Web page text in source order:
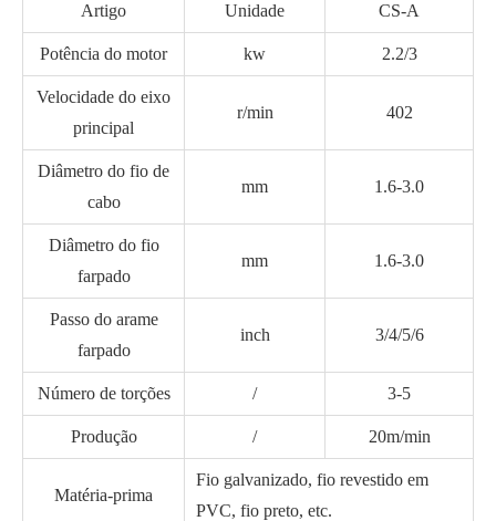
Artigo Unidade CS-A
Potência do motor kw 2.2/3
Velocidade do eixo
principal
r/min 402
Diâmetro do fio de
cabo
mm 1.6-3.0
Diâmetro do fio
farpado
mm 1.6-3.0
Passo do arame
farpado
inch 3/4/5/6
Número de torções / 3-5
Produção / 20m/min
Matéria-prima
Fio galvanizado, fio revestido em
PVC, fio preto, etc.